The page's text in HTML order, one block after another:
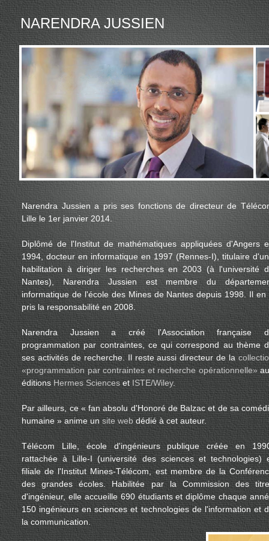
NARENDRA
Narendra Jussien a pris ses fonctions de directeur de
Lille le 1er janvier 2014.
Diplômé de l'Institut de mathématiques appliquées d'Angers
1994, docteur en informatique en 1997 (Rennes-I), titulaire
habilitation à diriger les recherches en 2003 (à l'université
Nantes), Narendra Jussien est membre du
informatique de l'école des Mines de Nantes depuis 1998. Il en
pris la responsabilité en 2008.
Narendra Jussien a créé l'Association française
programmation par contraintes, ce qui correspond au thème
ses activités de recherche. Il reste aussi directeur de la
«programmation par contraintes et recherche opérationnelle»
éditionsHermes Scienceset ISTE/Wiley.
Par ailleurs, ce « fan absolu d'Honoré de Balzac et de sa
humaine » anime unsite webdédié à cet auteur.
Télécom Lille, école d'ingénieurs publique créée en
rattachée à Lille-I (université des sciences et technologies)
filiale de l'Institut Mines-Télécom, est membre de la
des grandes écoles. Habilitée par la Commission des
d'ingénieur, elle accueille 690 étudiants et diplôme chaque
150 ingénieurs en sciences et technologies de l'information et
la communication.